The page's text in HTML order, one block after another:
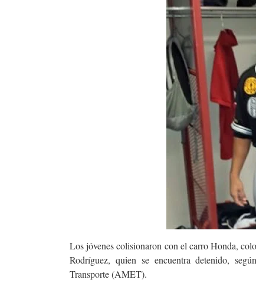
Los jóvenes colisionaron con el carro Honda,
Rodríguez, quien se encuentra detenido,
Transporte (AMET).